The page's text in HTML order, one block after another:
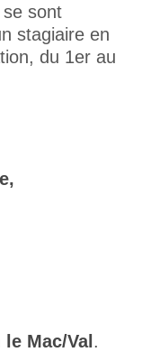
se sont
stagiaire en
du 1er au
le Mac/Val .